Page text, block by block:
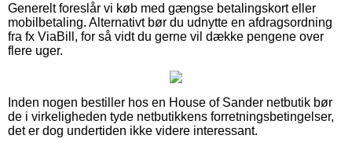
Generelt foreslår vi køb med gængse betalingskort eller
mobilbetaling. Alternativt bør du udnytte en afdragsordning
fra fx ViaBill, for så vidt du gerne vil dække pengene over
flere uger.
Inden nogen bestiller hos en House of Sander netbutik bør
de i virkeligheden tyde netbutikkens forretningsbetingelser,
det er dog undertiden ikke videre interessant.